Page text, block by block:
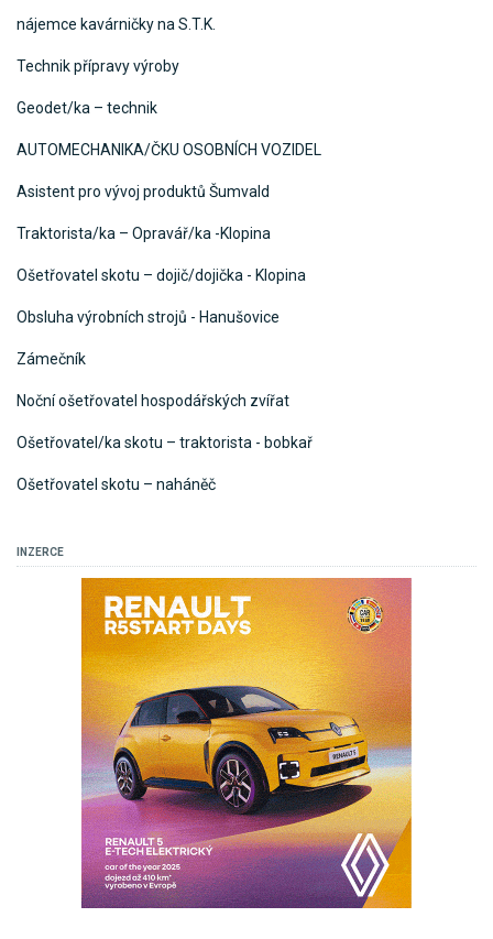
nájemce kavárničky na S.T.K.
Technik přípravy výroby
Geodet/ka – technik
AUTOMECHANIKA/ČKU OSOBNÍCH VOZIDEL
Asistent pro vývoj produktů Šumvald
Traktorista/ka – Opravář/ka -Klopina
Ošetřovatel skotu – dojič/dojička - Klopina
Obsluha výrobních strojů - Hanušovice
Zámečník
Noční ošetřovatel hospodářských zvířat
Ošetřovatel/ka skotu – traktorista - bobkař
Ošetřovatel skotu – naháněč
INZERCE